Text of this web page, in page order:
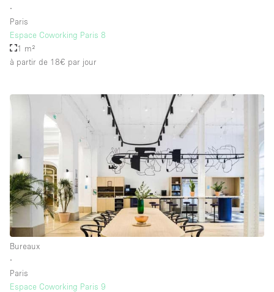
∙
Paris
Espace Coworking Paris 8
1 m²
à partir de 18€ par jour
Bureaux
∙
Paris
Espace Coworking Paris 9